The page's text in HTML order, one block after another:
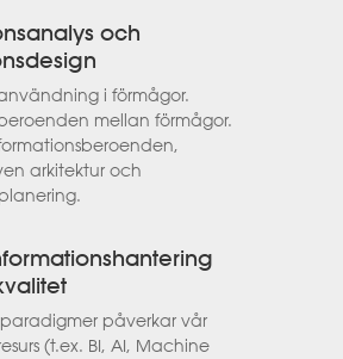
och
i förmågor.
mellan förmågor.
arkitektur och
paradigmer påverkar vår
(t.ex. BI, AI, Machine